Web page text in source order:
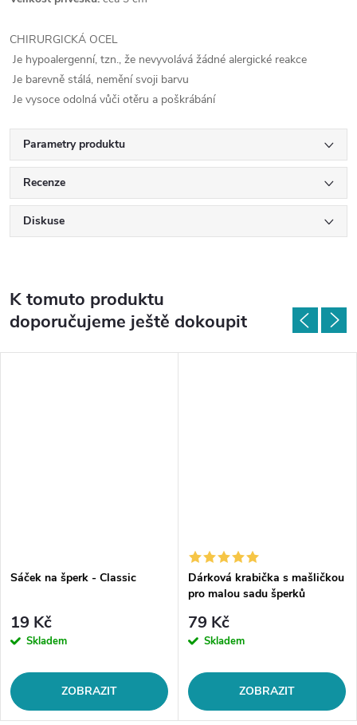
CHIRURGICKÁ OCEL
Je hypoalergenní, tzn., že nevyvolává žádné alergické reakce
Je barevně stálá, nemění svoji barvu
Je vysoce odolná vůči otěru a poškrábání
Parametry produktu
Recenze
Diskuse
K tomuto produktu
doporučujeme ještě dokoupit
Sáček na šperk - Classic
19 Kč
Skladem
ZOBRAZIT
Dárková krabička s mašličkou
pro malou sadu šperků
79 Kč
Skladem
ZOBRAZIT